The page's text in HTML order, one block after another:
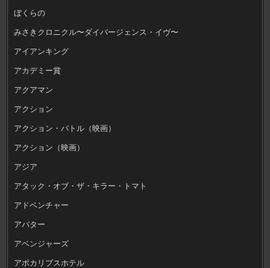
ぼくらの
みさきクロニクル〜ダイバージェンス・イヴ〜
アイアンキング
アカデミー賞
アクアマン
アクション
アクション・バトル（映画）
アクション（映画）
アジア
アタック・オブ・ザ・キラー・トマト
アドベンチャー
アバター
アベンジャーズ
アポカリプスホテル